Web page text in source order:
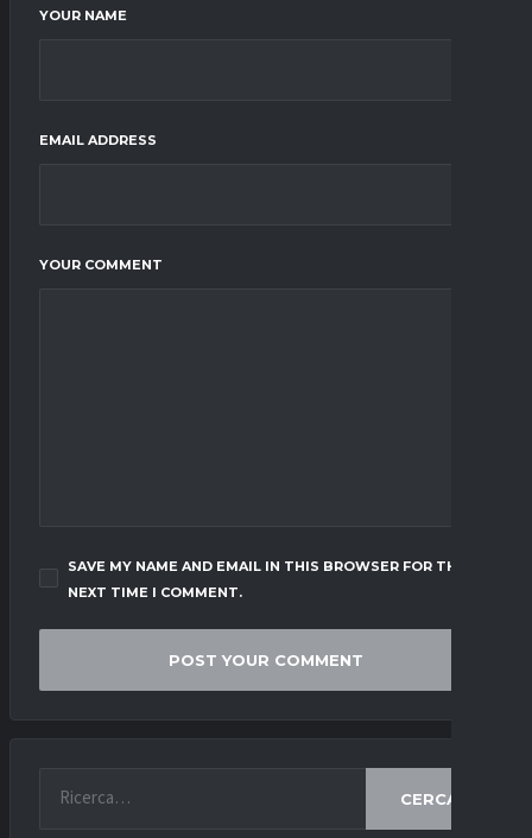
YOUR NAME
EMAIL ADDRESS
YOUR COMMENT
SAVE MY NAME AND EMAIL IN THIS BROWSER FOR THE
NEXT TIME I COMMENT.
CERCA